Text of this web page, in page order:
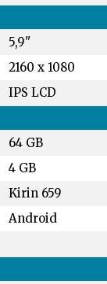
5,9"
2160 x 1080
IPS LCD
64 GB
4 GB
Kirin 659
Android